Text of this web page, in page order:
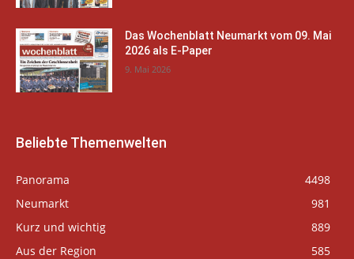
Das Wochenblatt Neumarkt vom 09. Mai
2026 als E-Paper
9. Mai 2026
Beliebte Themenwelten
Panorama
4498
Neumarkt
981
Kurz und wichtig
889
Aus der Region
585